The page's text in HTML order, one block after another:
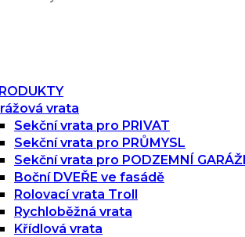
vrata
Sekční vrata pro PRIVAT
Sekční vrata pro PRŮMYSL
Sekční vrata pro PODZEMNÍ
Boční DVEŘE ve fasádě
Rolovací vrata Troll
Rychloběžná vrata
Křídlová vrata